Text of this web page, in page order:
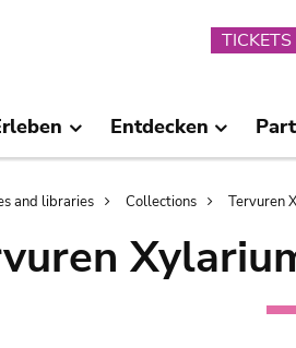
TICKETS
Entdecken
and libraries Collections Tervuren